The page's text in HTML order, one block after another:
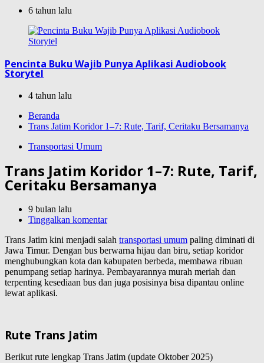
6 tahun lalu
Pencinta Buku Wajib Punya Aplikasi Audiobook
Storytel
4 tahun lalu
Beranda
Trans Jatim Koridor 1–7: Rute, Tarif, Ceritaku Bersamanya
Transportasi Umum
Trans Jatim Koridor 1–7: Rute, Tarif,
Ceritaku Bersamanya
9 bulan lalu
Tinggalkan komentar
Trans Jatim kini menjadi salah transportasi umum paling diminati di
Jawa Timur. Dengan bus berwarna hijau dan biru, setiap koridor
menghubungkan kota dan kabupaten berbeda, membawa ribuan
penumpang setiap harinya. Pembayarannya murah meriah dan
terpenting kesediaan bus dan juga posisinya bisa dipantau online
lewat aplikasi.
Rute Trans Jatim
Berikut rute lengkap Trans Jatim (update Oktober 2025)